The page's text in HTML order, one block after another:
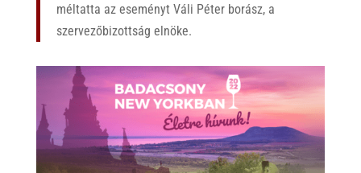
méltatta az eseményt Váli Péter borász, a
szervezőbizottság elnöke.